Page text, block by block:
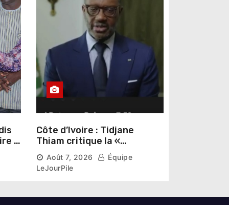
»
Côte d’Ivoire : Tidjane
Thiam critique la «
judiciarisation » de la
politique et appelle à
poursuivre l’apaisement
Août 7, 2026
Équipe
LeJourPile